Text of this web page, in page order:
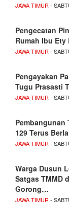
JAWA TIMUR -
Pengecatan
Rumah Ibu Ety
JAWA TIMUR -
Pengayakan
Tugu Prasasti
JAWA TIMUR -
Pembangunan
129 Terus
JAWA TIMUR -
Warga Dusun
Satgas TMMD
Gorong…
JAWA TIMUR -